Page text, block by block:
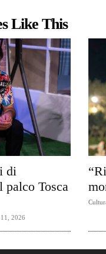
Like This
di
palco Tosca
2026